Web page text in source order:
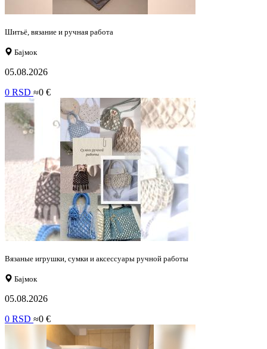
Шитьё, вязание и ручная работа
Бајмок
05.08.2026
0 RSD ≈0 €
Вязаные игрушки, сумки и аксессуары ручной работы
Бајмок
05.08.2026
0 RSD ≈0 €